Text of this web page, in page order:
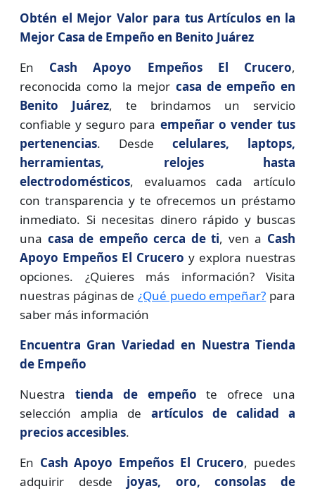
Obtén el Mejor Valor para tus Artículos en la
Mejor Casa de Empeño en Benito Juárez
En Cash Apoyo Empeños El Crucero,
reconocida como la mejor casa de empeño en
Benito Juárez, te brindamos un servicio
confiable y seguro para empeñar o vender tus
pertenencias. Desde celulares, laptops,
herramientas, relojes hasta
electrodomésticos, evaluamos cada artículo
con transparencia y te ofrecemos un préstamo
inmediato. Si necesitas dinero rápido y buscas
una casa de empeño cerca de ti, ven a Cash
Apoyo Empeños El Crucero y explora nuestras
opciones. ¿Quieres más información? Visita
nuestras páginas de ¿Qué puedo empeñar? para
saber más información
Encuentra Gran Variedad en Nuestra Tienda
de Empeño
Nuestra tienda de empeño te ofrece una
selección amplia de artículos de calidad a
precios accesibles.
En Cash Apoyo Empeños El Crucero, puedes
adquirir desde joyas, oro, consolas de